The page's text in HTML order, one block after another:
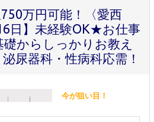
万円可能！〈愛西
日】未経験OK★お仕事
からしっかりお教え
尿器科・性病科応需！
今が狙い目！